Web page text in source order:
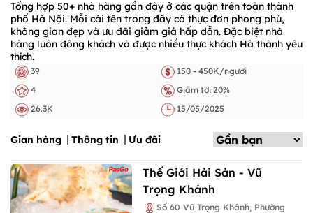
Tổng hợp 50+ nhà hàng gần đây ở các quận trên toàn thành
phố Hà Nội. Mỗi cái tên trong đây có thực đơn phong phú,
không gian đẹp và ưu đãi giảm giá hấp dẫn. Đặc biệt nhà
hàng luôn đông khách và được nhiều thực khách Hà thành yêu
thích.
39
150 - 450K/người
4
Giảm tới 20%
26.3K
15/05/2025
Gian hàng Thông tin Ưu đãi
Thế Giới Hải Sản - Vũ
Trọng Khánh
Số 60 Vũ Trọng Khánh, Phường